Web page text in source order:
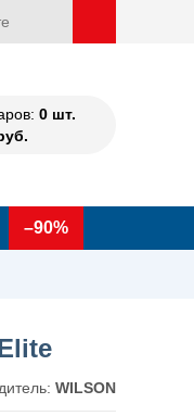
0 шт.
–90%
WILSON